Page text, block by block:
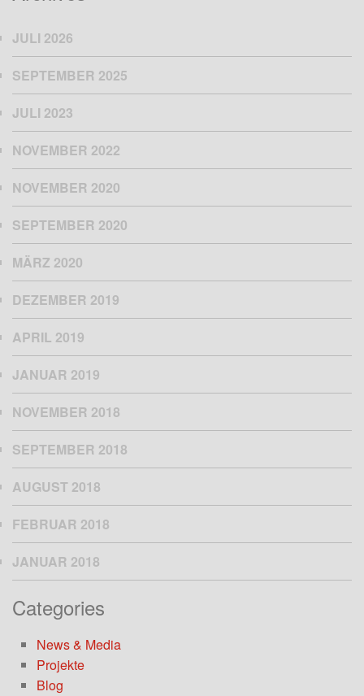
JULI 2026
SEPTEMBER 2025
JULI 2023
NOVEMBER 2022
NOVEMBER 2020
SEPTEMBER 2020
MÄRZ 2020
DEZEMBER 2019
APRIL 2019
JANUAR 2019
NOVEMBER 2018
SEPTEMBER 2018
AUGUST 2018
FEBRUAR 2018
JANUAR 2018
Categories
News & Media
Projekte
Blog